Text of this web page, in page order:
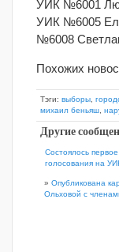
УИК №6001
УИК №6005
№6008
Похожих
Тэги: выборы
михаил беньяш
Другие
Состоялось
голосования на
» Опубликована
Ольховой с